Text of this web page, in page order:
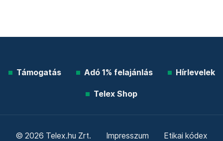
Támogatás Adó 1% felajánlás Hírlevelek
Telex Shop
© 2026 Telex.hu Zrt. Impresszum Etikai kódex